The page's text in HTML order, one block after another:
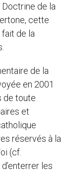
de la
cette
de la
de la
en 2001
de toute
et
réservés à la
(cf.
les